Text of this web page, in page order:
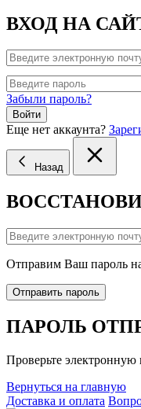
ВХОД НА
Забыли пароль?
Войти
Еще нет аккаунта?
Назад
Отправим Ваш пароль
Отправить пароль
ПАРОЛЬ
Проверьте
Вернуться на главную
Доставка и оплата